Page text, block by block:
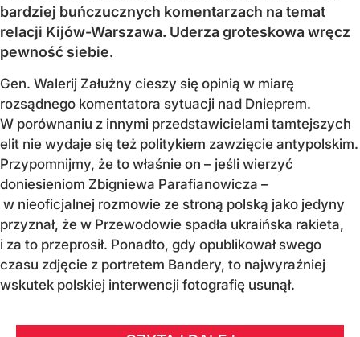
bardziej buńczucznych komentarzach na temat
relacji Kijów-Warszawa. Uderza groteskowa wręcz
pewność siebie.
Gen. Walerij Załużny cieszy się opinią w miarę
rozsądnego komentatora sytuacji nad Dnieprem.
W porównaniu z innymi przedstawicielami tamtejszych
elit nie wydaje się też politykiem zawzięcie antypolskim.
Przypomnijmy, że to właśnie on – jeśli wierzyć
doniesieniom Zbigniewa Parafianowicza –
w nieoficjalnej rozmowie ze stroną polską jako jedyny
przyznał, że w Przewodowie spadła ukraińska rakieta,
i za to przeprosił. Ponadto, gdy opublikował swego
czasu zdjęcie z portretem Bandery, to najwyraźniej
wskutek polskiej interwencji fotografię usunął.